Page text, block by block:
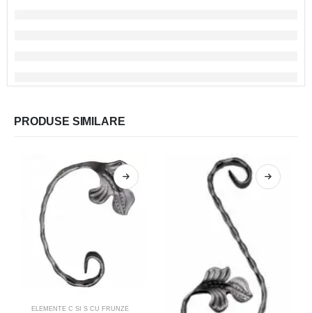
PRODUSE SIMILARE
ELEMENTE C SI S CU FRUNZE